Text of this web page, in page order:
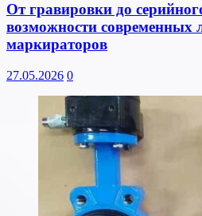
От гравировки до
возможности современных
маркираторов
27.05.2026 0